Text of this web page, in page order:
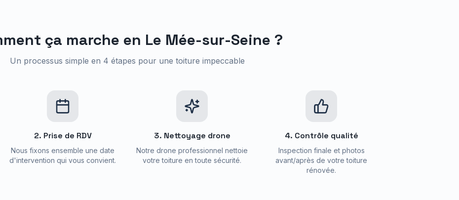
ça marche en Le Mée-sur-Seine ?
Un processus simple en 4 étapes pour une toiture impeccable
2. Prise de RDV
Nous fixons ensemble une date
d'intervention qui vous convient.
3. Nettoyage drone
Notre drone professionnel nettoie
votre toiture en toute sécurité.
4. Contrôle qualité
Inspection finale et photos
avant/après de votre toiture
rénovée.